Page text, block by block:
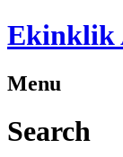
Ekinklik
Menu
Search